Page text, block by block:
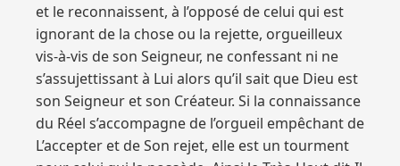
et le reconnaissent, à l’opposé de celui qui est
ignorant de la chose ou la rejette, orgueilleux
vis-à-vis de son Seigneur, ne confessant ni ne
s’assujettissant à Lui alors qu’il sait que Dieu est
son Seigneur et son Créateur. Si la connaissance
du Réel s’accompagne de l’orgueil empêchant de
L’accepter et de Son rejet, elle est un tourment